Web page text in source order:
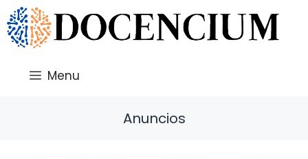
Saltar
al
contenido
Menu
Anuncios